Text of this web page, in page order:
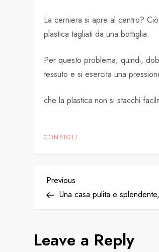
La cerniera si apre al centro?
plastica tagliati da una bottiglia.
Per questo problema, quindi,
tessuto e si esercita una
che la plastica non si stacchi
CONSIGLI
P
s
Previous
Post
Previous
Una casa pulita e
Leave a Reply